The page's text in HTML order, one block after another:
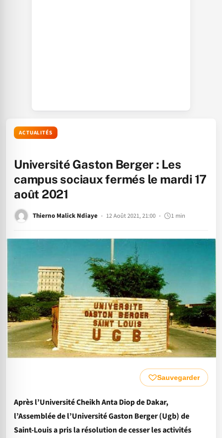
ACTUALITÉS
Université Gaston Berger : Les
campus sociaux fermés le mardi 17
août 2021
Thierno Malick Ndiaye 12 Août 2021, 21:00 1 min
Sauvegarder
Après l’Université Cheikh Anta Diop de Dakar,
l’Assemblée de l’Université Gaston Berger (Ugb) de
Saint-Louis a pris la résolution de cesser les activités